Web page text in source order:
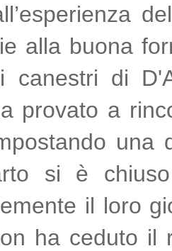
alla buona
canestri di
provato a
una
si è
il loro
ha ceduto il